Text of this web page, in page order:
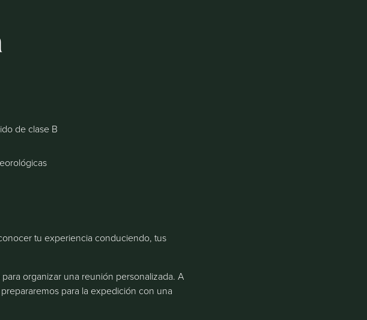
de clase B
tu experiencia conduciendo, tus
organizar una reunión personalizada. A
para la expedición con una